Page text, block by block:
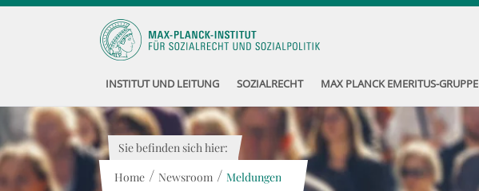
INSTITUT UND LEITUNG SOZIALRECHT MAX PLANCK EMERITUS-GRUPPE
Sie befinden sich hier:
Home / Newsroom / Meldungen